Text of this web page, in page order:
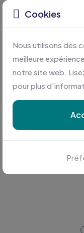
Cookies
Nous utilisons des
meilleure
notre site web.
pour plus